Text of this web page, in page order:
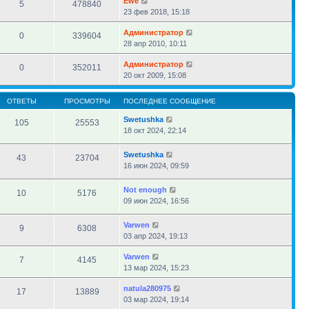
5 478840
23 фев 2018, 15:18
0 339604
Администратор
28 апр 2010, 10:11
0 352011
Администратор
20 окт 2009, 15:08
ОТВЕТЫ ПРОСМОТРЫ ПОСЛЕДНЕЕ СООБЩЕНИЕ
105 25553
Swetushka
18 окт 2024, 22:14
43 23704
Swetushka
16 июн 2024, 09:59
10 5176
Not enough
09 июн 2024, 16:56
9 6308
Varwen
03 апр 2024, 19:13
7 4145
Varwen
13 мар 2024, 15:23
17 13889
natula280975
03 мар 2024, 19:14